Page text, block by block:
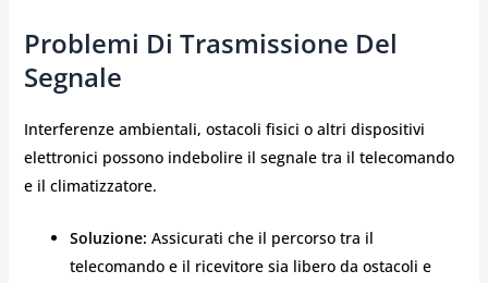
Problemi Di Trasmissione Del
Segnale
Interferenze ambientali, ostacoli fisici o altri dispositivi
elettronici possono indebolire il segnale tra il telecomando
e il climatizzatore.
Soluzione: Assicurati che il percorso tra il
telecomando e il ricevitore sia libero da ostacoli e